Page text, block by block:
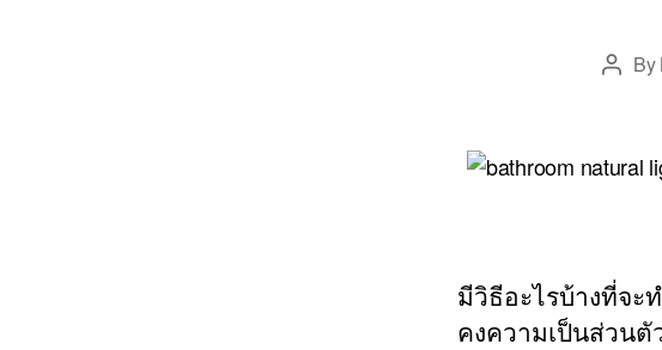
PostBy
มีวิธีอะไรบ้างที่จะ
คงความเป็นส่วน